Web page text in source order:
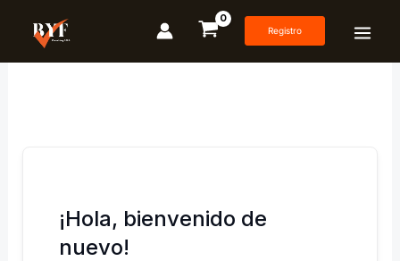
contenido
Registro
¡Hola, bienvenido de
nuevo!